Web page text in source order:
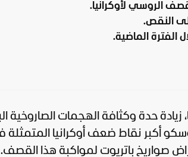
الروسي لأوكرانيا.
النقص.
الفترة الماضية.
زيادة حدة وكثافة الهجمات الصاروخية
أكبر نقاط ضعف أوكرانيا
صواريخ باتريوت لمواكبة هذا القصف.